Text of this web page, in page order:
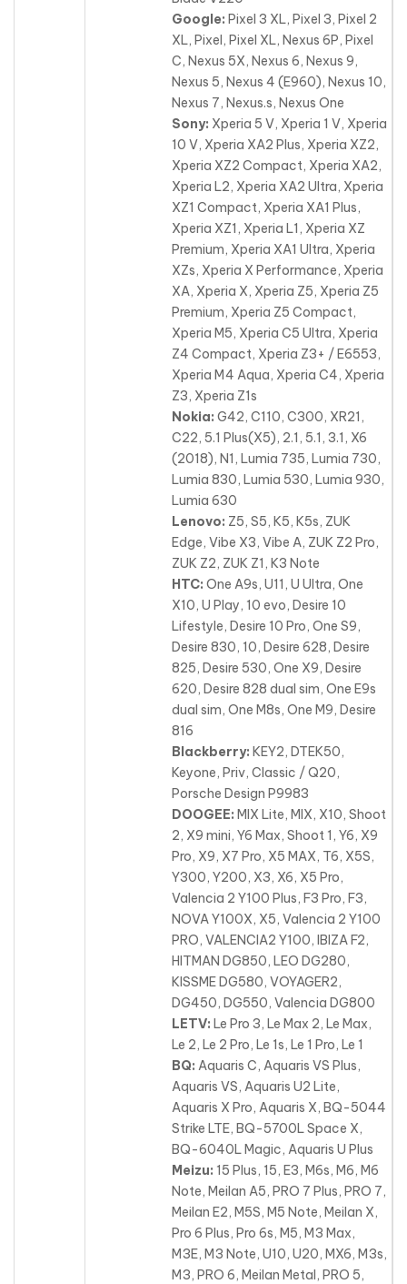
Google: Pixel 3 XL, Pixel 3, Pixel 2
XL, Pixel, Pixel XL, Nexus 6P, Pixel
C, Nexus 5X, Nexus 6, Nexus 9,
Nexus 5, Nexus 4 (E960), Nexus 10,
Nexus 7, Nexus.s, Nexus One
Sony: Xperia 5 V, Xperia 1 V, Xperia
10 V, Xperia XA2 Plus, Xperia XZ2,
Xperia XZ2 Compact, Xperia XA2,
Xperia L2, Xperia XA2 Ultra, Xperia
XZ1 Compact, Xperia XA1 Plus,
Xperia XZ1, Xperia L1, Xperia XZ
Premium, Xperia XA1 Ultra, Xperia
XZs, Xperia X Performance, Xperia
XA, Xperia X, Xperia Z5, Xperia Z5
Premium, Xperia Z5 Compact,
Xperia M5, Xperia C5 Ultra, Xperia
Z4 Compact, Xperia Z3+ / E6553,
Xperia M4 Aqua, Xperia C4, Xperia
Z3, Xperia Z1s
Nokia: G42, C110, C300, XR21,
C22, 5.1 Plus(X5), 2.1, 5.1, 3.1, X6
(2018), N1, Lumia 735, Lumia 730,
Lumia 830, Lumia 530, Lumia 930,
Lumia 630
Lenovo: Z5, S5, K5, K5s, ZUK
Edge, Vibe X3, Vibe A, ZUK Z2 Pro,
ZUK Z2, ZUK Z1, K3 Note
HTC: One A9s, U11, U Ultra, One
X10, U Play, 10 evo, Desire 10
Lifestyle, Desire 10 Pro, One S9,
Desire 830, 10, Desire 628, Desire
825, Desire 530, One X9, Desire
620, Desire 828 dual sim, One E9s
dual sim, One M8s, One M9, Desire
816
Blackberry: KEY2, DTEK50,
Keyone, Priv, Classic / Q20,
Porsche Design P9983
DOOGEE: MIX Lite, MIX, X10, Shoot
2, X9 mini, Y6 Max, Shoot 1, Y6, X9
Pro, X9, X7 Pro, X5 MAX, T6, X5S,
Y300, Y200, X3, X6, X5 Pro,
Valencia 2 Y100 Plus, F3 Pro, F3,
NOVA Y100X, X5, Valencia 2 Y100
PRO, VALENCIA2 Y100, IBIZA F2,
HITMAN DG850, LEO DG280,
KISSME DG580, VOYAGER2,
DG450, DG550, Valencia DG800
LETV: Le Pro 3, Le Max 2, Le Max,
Le 2, Le 2 Pro, Le 1s, Le 1 Pro, Le 1
BQ: Aquaris C, Aquaris VS Plus,
Aquaris VS, Aquaris U2 Lite,
Aquaris X Pro, Aquaris X, BQ-5044
Strike LTE, BQ-5700L Space X,
BQ-6040L Magic, Aquaris U Plus
Meizu: 15 Plus, 15, E3, M6s, M6, M6
Note, Meilan A5, PRO 7 Plus, PRO 7,
Meilan E2, M5S, M5 Note, Meilan X,
Pro 6 Plus, Pro 6s, M5, M3 Max,
M3E, M3 Note, U10, U20, MX6, M3s,
M3, PRO 6, Meilan Metal, PRO 5,